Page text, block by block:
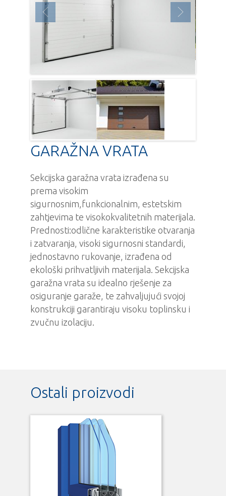
GARAŽNA VRATA
Sekcijska garažna vrata izrađena su
prema visokim
sigurnosnim,funkcionalnim, estetskim
zahtjevima te visokokvalitetnih materijala.
Prednosti:odlične karakteristike otvaranja
i zatvaranja, visoki sigurnosni standardi,
jednostavno rukovanje, izrađena od
ekološki prihvatljivih materijala. Sekcijska
garažna vrata su idealno rješenje za
osiguranje garaže, te zahvaljujući svojoj
konstrukciji garantiraju visoku toplinsku i
zvučnu izolaciju.
Ostali proizvodi